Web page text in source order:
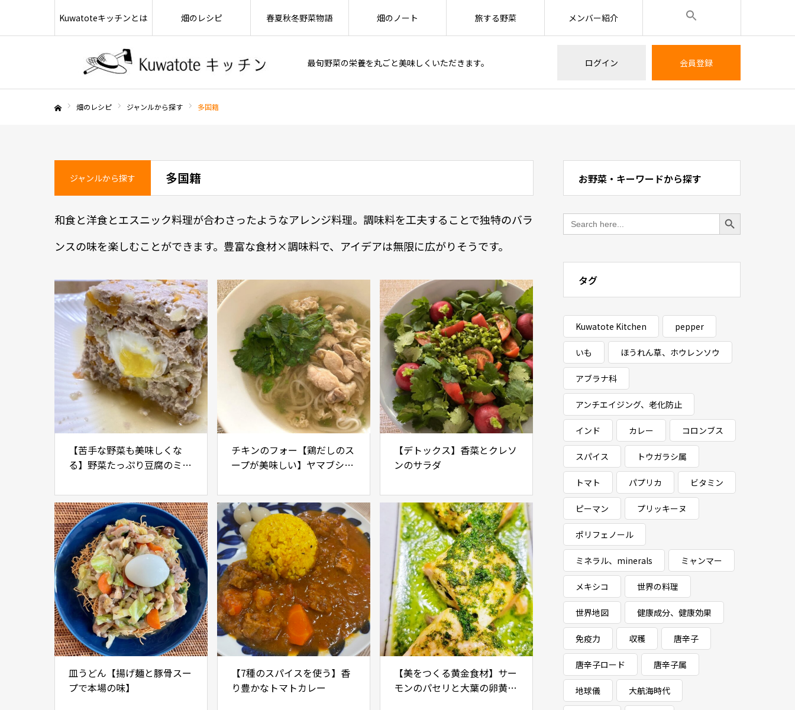
最旬野菜の栄養を丸ごと美味しくいただきます。 ログイン 会員登録
Kuwatoteキッチンとは 畑のレシピ 春夏秋冬野菜物語 畑のノート 旅する野菜 メンバー紹介
畑のレシピ ジャンルから探す 多国籍
ジャンルから探す 多国籍
和食と洋食とエスニック料理が合わさったようなアレンジ料理。調味料を工夫することで独特のバラ
ンスの味を楽しむことができます。豊富な食材×調味料で、アイデアは無限に広がりそうです。
【苦手な野菜も美味しくな
る】野菜たっぷり豆腐のミー
チキンのフォー【鶏だしのス
ープが美味しい】ヤマブシタ
【デトックス】香菜とクレソ
ンのサラダ
皿うどん【揚げ麺と豚骨スー
プで本場の味】
【7種のスパイスを使う】香
り豊かなトマトカレー
【美をつくる黄金食材】サー
モンのパセリと大葉の卵黄ソ
お野菜・キーワードから探す
Search
for:
Search Button
タグ
Kuwatote Kitchen pepper
いも ほうれん草、ホウレンソウ
アブラナ科
アンチエイジング、老化防止
インド カレー コロンブス
スパイス トウガラシ属
トマト パプリカ ビタミン
ピーマン プリッキーヌ
ポリフェノール
ミネラル、minerals ミャンマー
メキシコ 世界の料理
世界地図 健康成分、健康効果
免疫力 収穫 唐辛子
唐辛子ロード 唐辛子属
地球儀 大航海時代